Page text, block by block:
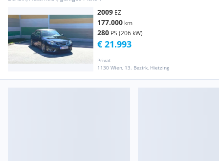
2009 EZ
177.000 km
280 PS (206 kW)
Privat
1130 Wien, 13. Bezirk, Hietzing
€ 21.993